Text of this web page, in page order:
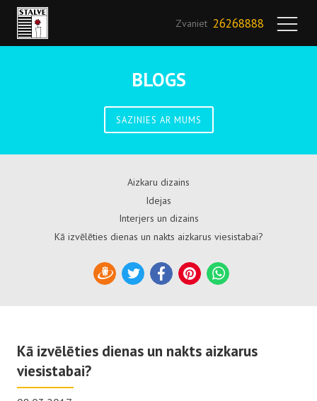
Zvaniet 26268888
BLOGS
SAZINIES AR MUMS
Aizkaru dizains
Idejas
Interjers un dizains
Kā izvēlēties dienas un nakts aizkarus viesistabai?
DraugiemTwitterFacebookPinterestWhatsApp
Kā izvēlēties dienas un nakts aizkarus
viesistabai?